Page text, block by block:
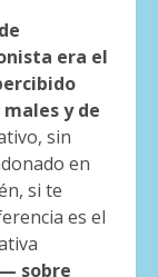
era el
y de
sin
en
si te
es el
sobre